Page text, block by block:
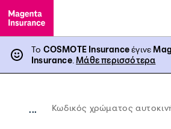
Το COSMOTE Insuranceέγινε
Insurance. Μάθε περισσότερα
... Κωδικός χρώματος